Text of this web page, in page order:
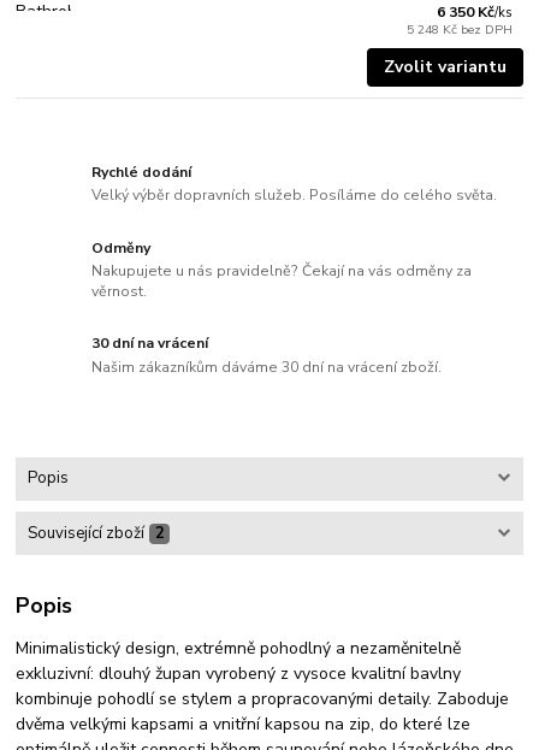
6 350 Kč/ks
5 248 Kč bez DPH
Zvolit variantu
Rychlé dodání
Velký výběr dopravních služeb. Posíláme do celého světa.
Odměny
Nakupujete u nás pravidelně? Čekají na vás odměny za
věrnost.
30 dní na vrácení
Našim zákazníkům dáváme 30 dní na vrácení zboží.
Popis
Související zboží 2
Popis
Minimalistický design, extrémně pohodlný a nezaměnitelně
exkluzivní: dlouhý župan vyrobený z vysoce kvalitní bavlny
kombinuje pohodlí se stylem a propracovanými detaily. Zaboduje
dvěma velkými kapsami a vnitřní kapsou na zip, do které lze